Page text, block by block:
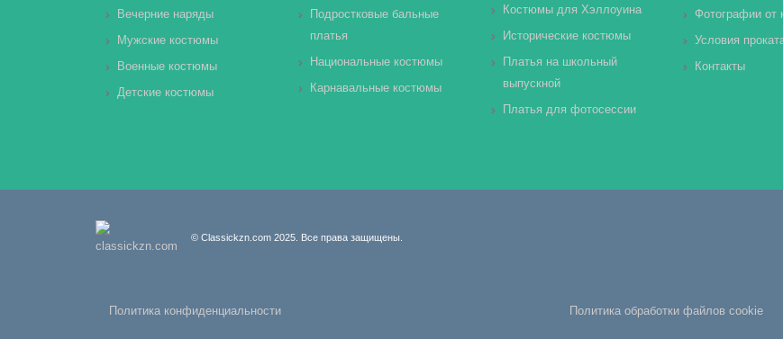
Вечерние наряды
Мужские костюмы
Военные костюмы
Детские костюмы
Подростковые бальные
платья
Национальные костюмы
Карнавальные костюмы
Костюмы для Хэллоуина
Исторические костюмы
Платья на школьный
выпускной
Платья для фотосессии
Фотографии от
Условия
Контакты
© Classickzn.com 2025. Все права защищены.
Политика конфиденциальности Политика обработки файлов cookie